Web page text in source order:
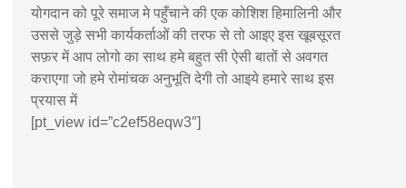
योगदान को पूरे समाज मे पहुँचाने की एक कोशिश हिमालिनी और
उससे जुड़े सभी कार्यकर्ताओं की तरफ से तो आइए इस खूबसूरत
सफ़र में आप लोगो का साथ हमे बहुत सी ऐसी बातों से अवगत
कराएगा जो हमे रोमांचक अनुभूति देगी तो आइये हमारे साथ इस
प्रयास में
[pt_view id=”c2ef58eqw3″]